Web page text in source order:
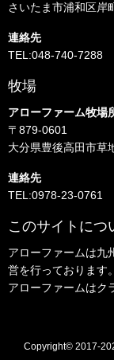
さいたま市浦和区岸
連絡先
TEL:048-740-7288
牧場
アローファーム牧場
〒879-0601
大分県豊後高田市草
連絡先
TEL:0978-23-0761
このサイトにつ
アローファームは九
営を行っております。
アローファームはク
Copyright© 2017-